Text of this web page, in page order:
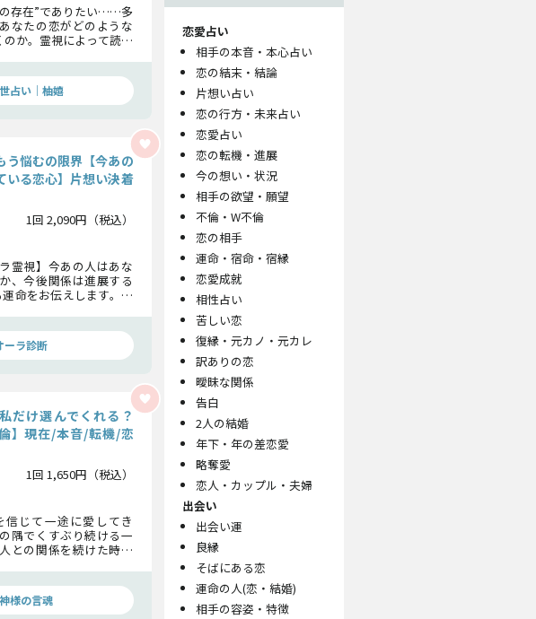
存在”でありたい……多
なたの恋がどのような
か。霊視によって読み
占い｜柚嬉
悩むの限界【今あの
いる恋心】片想い決着
1回 2,090円（税込）
霊視】今あの人はあな
、今後関係は進展する
命をお伝えします。ど
ーラ診断
だけ選んでくれる？
倫】現在/本音/転機/恋
1回 1,650円（税込）
じて一途に愛してき
隅でくすぶり続ける一
との関係を続けた時、
う。
様の言魂
恋愛占い
相手の本音・本心占い
恋の結末・結論
片想い占い
恋の行方・未来占い
恋愛占い
恋の転機・進展
今の想い・状況
相手の欲望・願望
不倫・W不倫
恋の相手
運命・宿命・宿縁
恋愛成就
相性占い
苦しい恋
復縁・元カノ・元カレ
訳ありの恋
曖昧な関係
告白
2人の結婚
年下・年の差恋愛
略奪愛
恋人・カップル・夫婦
出会い
出会い運
良縁
そばにある恋
運命の人(恋・結婚)
相手の容姿・特徴